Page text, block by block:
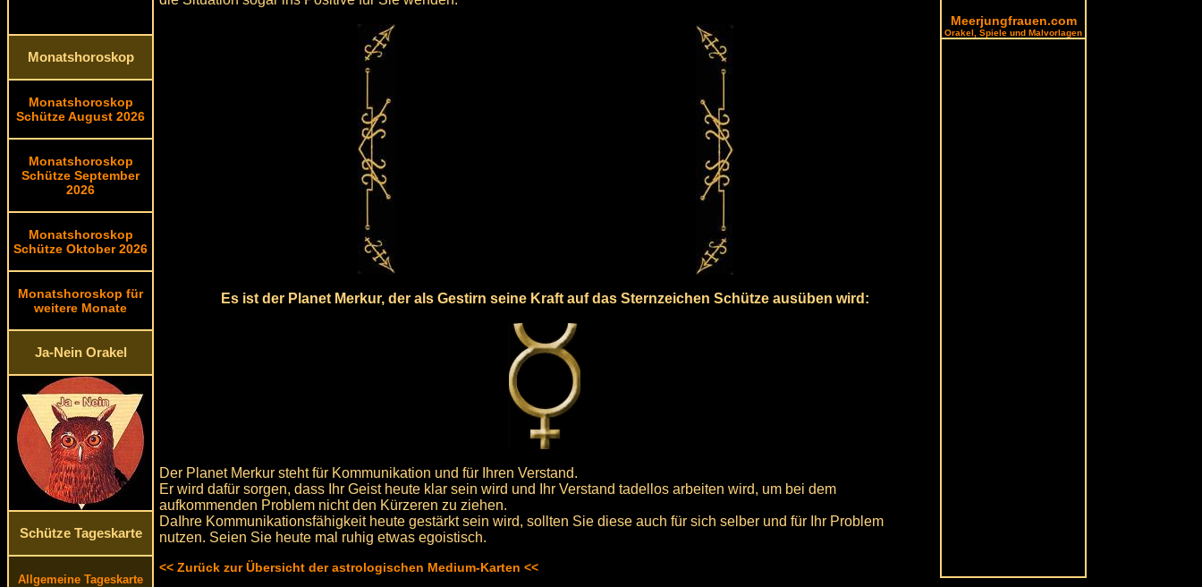
Monatshoroskop
Monatshoroskop
Schütze August 2026
Monatshoroskop
Schütze September
2026
Monatshoroskop
Schütze Oktober 2026
Monatshoroskop für
weitere Monate
Ja-Nein Orakel
Schütze Tageskarte
Allgemeine Tageskarte
Es ist der Planet Merkur, der als Gestirn seine Kraft auf das Sternzeichen Schütze ausüben wird:
Der Planet Merkur steht für Kommunikation und für Ihren Verstand.
Er wird dafür sorgen, dass Ihr Geist heute klar sein wird und Ihr Verstand tadellos arbeiten wird, um bei dem
aufkommenden Problem nicht den Kürzeren zu ziehen.
DaIhre Kommunikationsfähigkeit heute gestärkt sein wird, sollten Sie diese auch für sich selber und für Ihr Problem
nutzen. Seien Sie heute mal ruhig etwas egoistisch.
<< Zurück zur Übersicht der astrologischen Medium-Karten <<
Meerjungfrauen.com
Orakel, Spiele und Malvorlagen